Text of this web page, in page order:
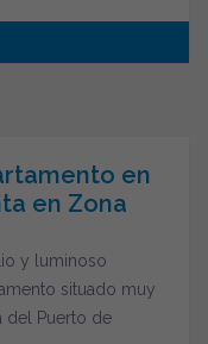
etc.
en
en Zona
y luminoso
situado muy
del Puerto de